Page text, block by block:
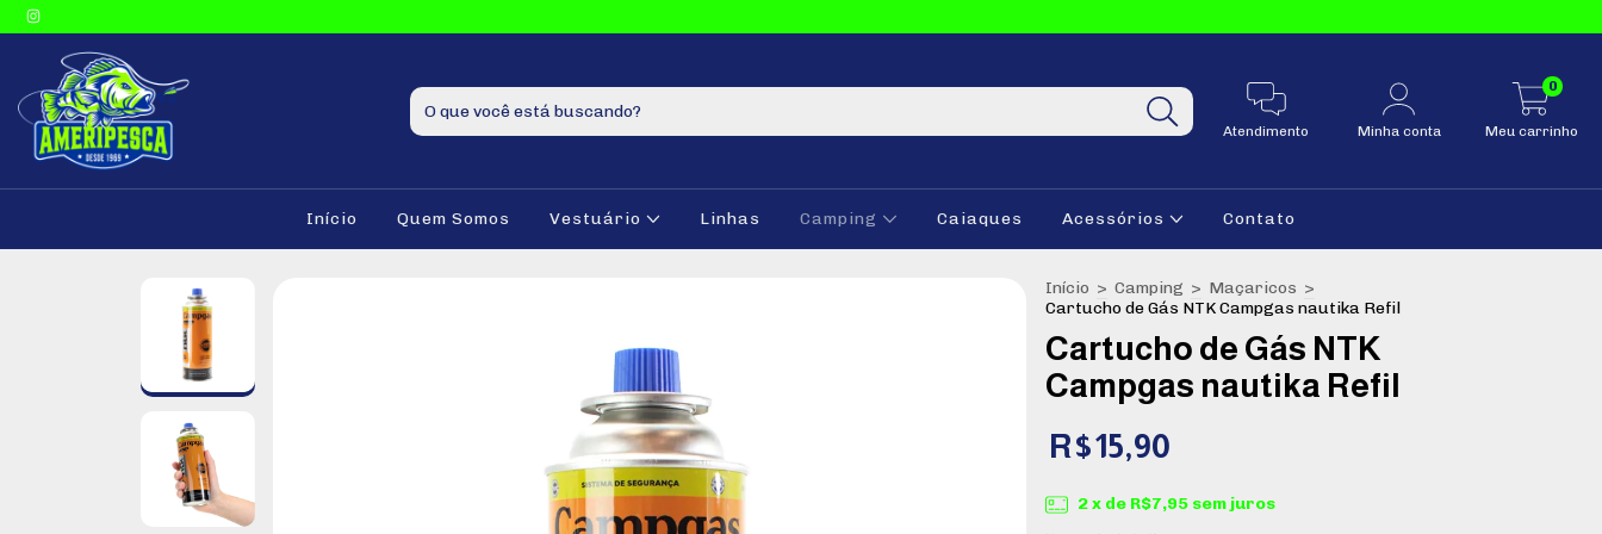
Atendimento Minha conta Meu carrinho
0
Início Quem Somos Vestuário Linhas Camping Caiaques Acessórios Contato
Início > Camping > Maçaricos >
Cartucho de Gás NTK Campgas nautika Refil
Cartucho de Gás NTK
Campgas nautika Refil
R$15,90
2x de R$7,95 sem juros